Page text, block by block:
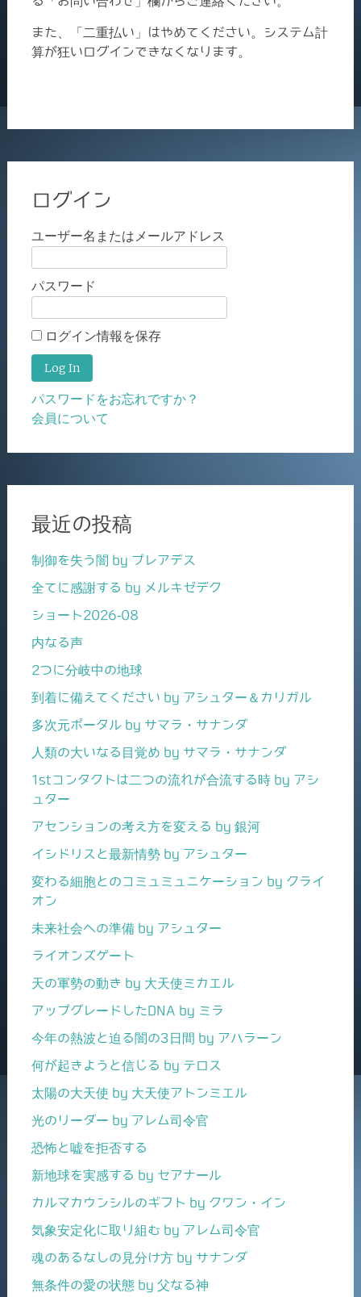
また、「二重払い」はやめてください。システム計
算が狂いログインできなくなります。
ログイン
ユーザー名またはメールアドレス
パスワード
ログイン情報を保存
パスワードをお忘れですか？
会員について
最近の投稿
制御を失う闇 by プレアデス
全てに感謝する by メルキゼデク
ショート2026-08
内なる声
2つに分岐中の地球
到着に備えてください by アシュター＆カリガル
多次元ポータル by サマラ・サナンダ
人類の大いなる目覚め by サマラ・サナンダ
1stコンタクトは二つの流れが合流する時 by アシ
ュター
アセンションの考え方を変える by 銀河
イシドリスと最新情勢 by アシュター
変わる細胞とのコミュミュニケーション by クライ
オン
未来社会への準備 by アシュター
ライオンズゲート
天の軍勢の動き by 大天使ミカエル
アップグレードしたDNA by ミラ
今年の熱波と迫る闇の3日間 by アハラーン
何が起きようと信じる by テロス
太陽の大天使 by 大天使アトンミエル
光のリーダー by アレム司令官
恐怖と嘘を拒否する
新地球を実感する by セアナール
カルマカウンシルのギフト by クワン・イン
気象安定化に取り組む by アレム司令官
魂のあるなしの見分け方 by サナンダ
無条件の愛の状態 by 父なる神